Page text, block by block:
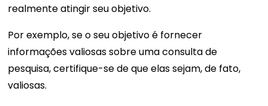
realmente atingir seu objetivo.
Por exemplo, se o seu objetivo é fornecer
informações valiosas sobre uma consulta de
pesquisa, certifique-se de que elas sejam, de fato,
valiosas.